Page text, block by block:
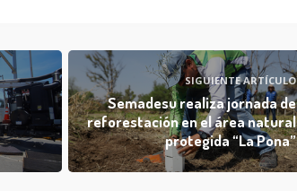
SIGUIENTE ARTÍCULO
Semadesu realiza jornada de
reforestación en el área natural
protegida “La Pona”